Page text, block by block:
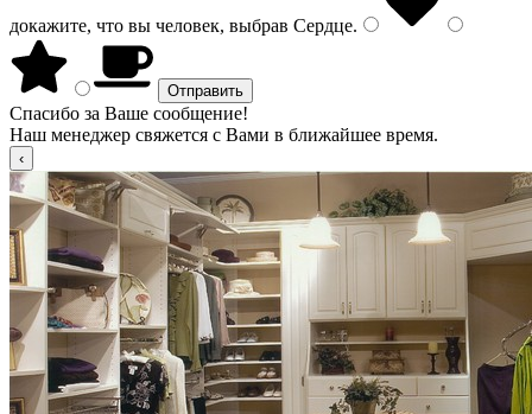
докажите, что вы человек, выбрав Сердце.
Спасибо за Ваше сообщение!
Наш менеджер свяжется с Вами в ближайшее время.